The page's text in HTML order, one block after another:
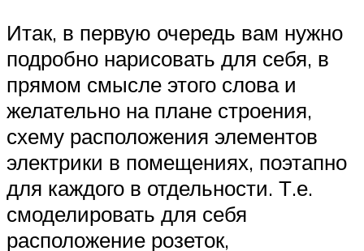
Итак, в первую очередь вам нужно
подробно нарисовать для себя, в
прямом смысле этого слова и
желательно на плане строения,
схему расположения элементов
электрики в помещениях, поэтапно
для каждого в отдельности. Т.е.
смоделировать для себя
расположение розеток,